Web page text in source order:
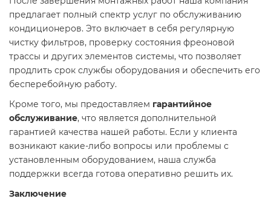
предлагает полный спектр услуг по обслуживанию
кондиционеров. Это включает в себя регулярную
чистку фильтров, проверку состояния фреоновой
трассы и других элементов системы, что позволяет
продлить срок службы оборудования и обеспечить его
бесперебойную работу.
Кроме того, мы предоставляем гарантийное
обслуживание, что является дополнительной
гарантией качества нашей работы. Если у клиента
возникают какие-либо вопросы или проблемы с
установленным оборудованием, наша служба
поддержки всегда готова оперативно решить их.
Заключение